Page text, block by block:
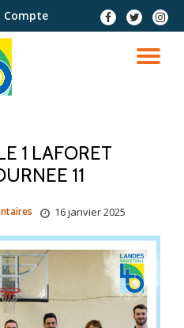
Compte
1 LAFORET
11
16 janvier 2025